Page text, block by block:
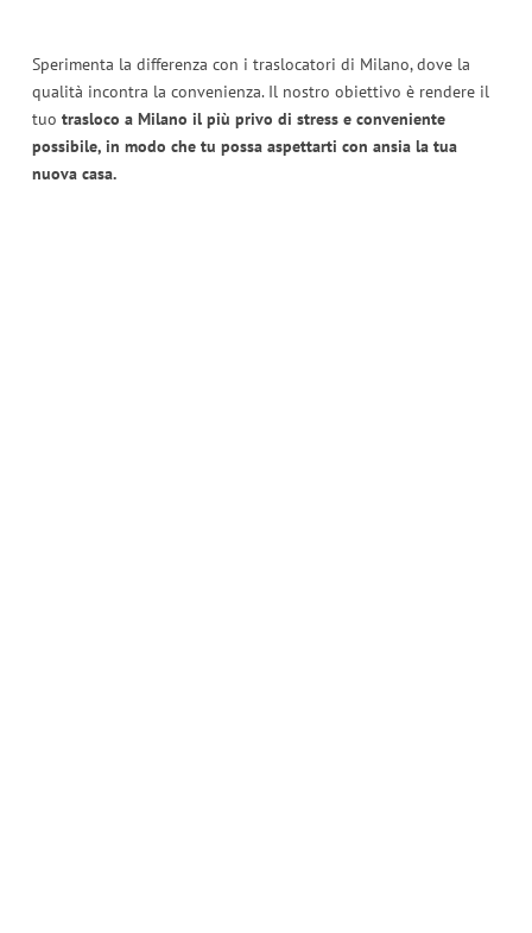
Sperimenta la differenza con i traslocatori di Milano, dove la
qualità incontra la convenienza. Il nostro obiettivo è rendere il
tuo trasloco a Milano il più privo di stress e conveniente
possibile, in modo che tu possa aspettarti con ansia la tua
nuova casa.